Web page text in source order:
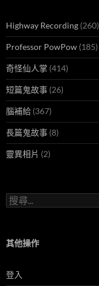
Highway Recording (260)
Professor PowPow (185)
奇怪仙人掌 (414)
短篇鬼故事 (26)
腦補給 (367)
長篇鬼故事 (8)
靈異相片 (2)
搜
尋
字:
其他操作
登入